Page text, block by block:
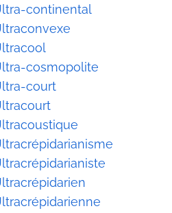
continental
cosmopolite
court